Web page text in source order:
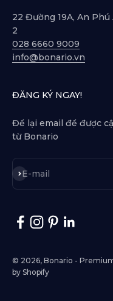
22 Đường 19A, An
2
028 6660 9009
info@bonario.vn
ĐĂNG KÝ NGAY!
Để lại email để được
từ Bonario
E-mail
Subscribe
© 2026, Bonario -
by Shopify